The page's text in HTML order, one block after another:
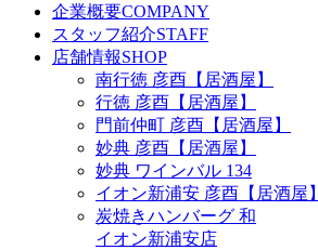
企業概要COMPANY
スタッフ紹介STAFF
店舗情報SHOP
南行徳 彦酉【居酒屋】
行徳 彦酉【居酒屋】
門前仲町 彦酉【居酒屋】
妙典 彦酉【居酒屋】
妙典 ワインバル 134
イオン新浦安 彦酉【居酒屋】
炭焼きハンバーグ 和
イオン新浦安店